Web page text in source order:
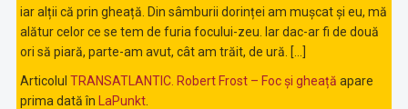
iar alții că prin gheață. Din sâmburii dorinței am mușcat și eu, mă
alătur celor ce se tem de furia focului-zeu. Iar dac-ar fi de două
ori să piară, parte-am avut, cât am trăit, de ură. […]
Articolul TRANSATLANTIC. Robert Frost – Foc și gheață apare
prima dată în
LaPunkt.